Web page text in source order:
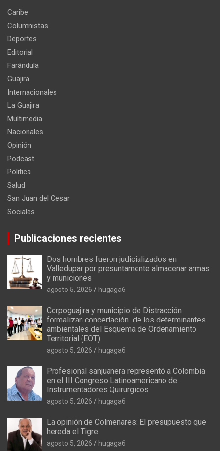
Caribe
Columnistas
Deportes
Editorial
Farándula
Guajira
Internacionales
La Guajira
Multimedia
Nacionales
Opinión
Podcast
Politica
Salud
San Juan del Cesar
Sociales
Publicaciones recientes
Dos hombres fueron judicializados en
Valledupar por presuntamente almacenar armas
y municiones
agosto 5, 2026 hugaga6
Corpoguajira y municipio de Distracción
formalizan concertación de los determinantes
ambientales del Esquema de Ordenamiento
Territorial (EOT)
agosto 5, 2026 hugaga6
Profesional sanjuanera representó a Colombia
en el III Congreso Latinoamericano de
Instrumentadores Quirúrgicos
agosto 5, 2026 hugaga6
La opinión de Colmenares: El presupuesto que
hereda el Tigre
agosto 5, 2026 hugaga6